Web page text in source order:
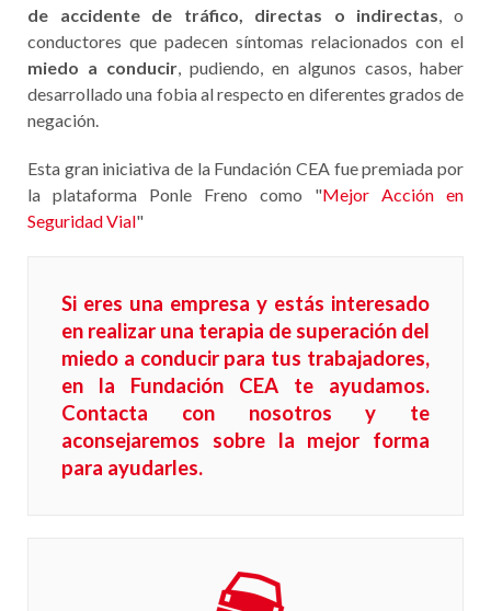
de accidente de tráfico,
directas o indirectas, o
conductores que padecen síntomas relacionados con el
miedo a conducir, pudiendo, en algunos casos, haber
desarrollado una fobia al respecto en diferentes grados de
negación.
Esta gran iniciativa de la Fundación CEA fue premiada por
la plataforma Ponle Freno como "Mejor Acción en
Seguridad Vial"
Si eres una empresa y estás interesado
en realizar una terapia de superación del
miedo a conducir para tus trabajadores,
en la Fundación CEA te ayudamos.
Contacta con nosotros y te
aconsejaremos sobre la mejor forma
para ayudarles.